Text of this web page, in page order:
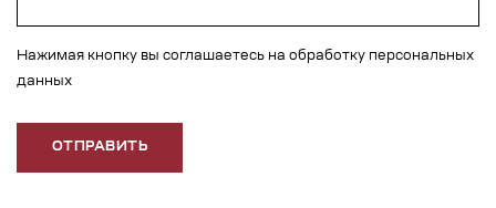
Нажимая кнопку вы соглашаетесь на обработку персональных
данных
ОТПРАВИТЬ